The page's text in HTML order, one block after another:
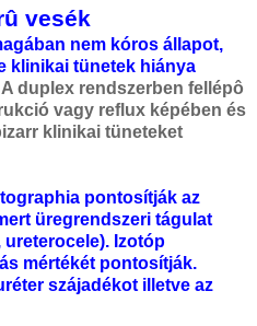
vesék
nem kóros állapot,
klinikai tünetek hiánya
A duplex rendszerben fellépô
vagy reflux képében és
klinikai tüneteket
pontosítják az
üregrendszeri tágulat
Izotóp
mértékét pontosítják.
szájadékot illetve az